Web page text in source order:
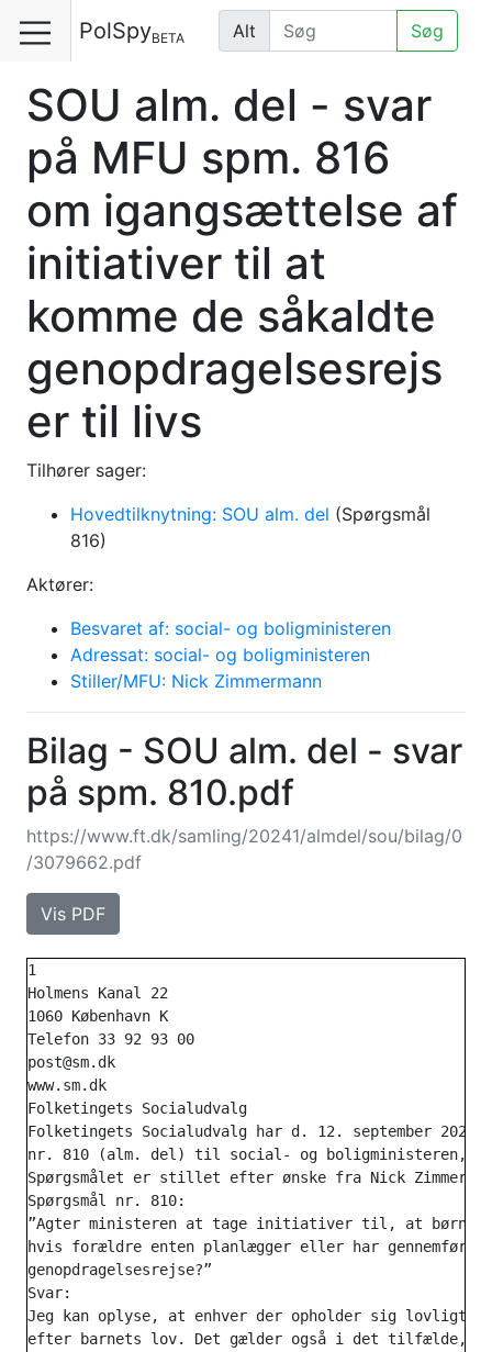
PolSpyBETA Alt Søg
SOU alm. del - svar
på MFU spm. 816
om igangsættelse af
initiativer til at
komme de såkaldte
genopdragelsesrejs
er til livs
Tilhører sager:
Hovedtilknytning: SOU alm. del (Spørgsmål
816)
Aktører:
Besvaret af: social- og boligministeren
Adressat: social- og boligministeren
Stiller/MFU: Nick Zimmermann
Bilag - SOU alm. del - svar
på spm. 810.pdf
https://www.ft.dk/samling/20241/almdel/sou/bilag/0
/3079662.pdf
Vis PDF
1
Holmens Kanal 22
1060 København K
Telefon 33 92 93 00
post@sm.dk
www.sm.dk
Folketingets Socialudvalg
Folketingets Socialudvalg har d. 12. september
nr. 810 (alm. del) til social- og boligministeren, som
Spørgsmålet er stillet efter ønske fra Nick
Spørgsmål nr. 810:
”Agter ministeren at tage initiativer til, at børn
hvis forældre enten planlægger eller har gennemført
genopdragelsesrejse?”
Svar:
Jeg kan oplyse, at enhver der opholder sig lovligt
efter barnets lov. Det gælder også i det tilfælde,